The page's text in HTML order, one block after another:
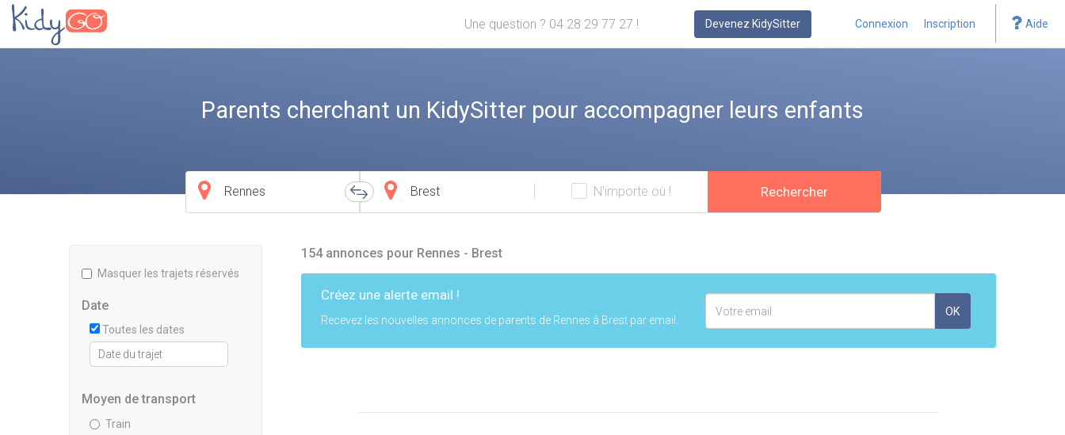
Une question ? 04 28 29 77 27 ! Devenez KidySitter Connexion Inscription Aide
Parents cherchant un KidySitter pour accompagner leurs enfants
Ville
de
départ
Ville
d'arrivée
N'importe où ! Rechercher
Masquer les trajets réservés
Date
Toutes les dates
Moyen de transport
Train
154 annonces pour Rennes - Brest
Créez une alerte email !
Recevez les nouvelles annonces de parents de Rennes à Brest par email.
mail
OK